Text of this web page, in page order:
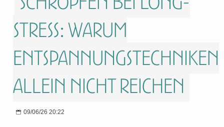
Stress: Warum
Entspannungstechniken
allein nicht reichen
09/06/26 20:22